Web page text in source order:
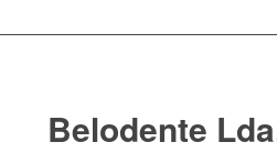
Belodente